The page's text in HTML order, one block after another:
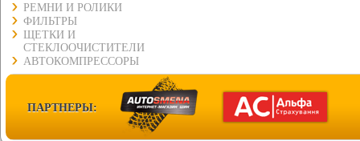
РЕМНИ И РОЛИКИ
ФИЛЬТРЫ
ЩЕТКИ И
СТЕКЛООЧИСТИТЕЛИ
АВТОКОМПРЕССОРЫ
ПАРТНЕРЫ: